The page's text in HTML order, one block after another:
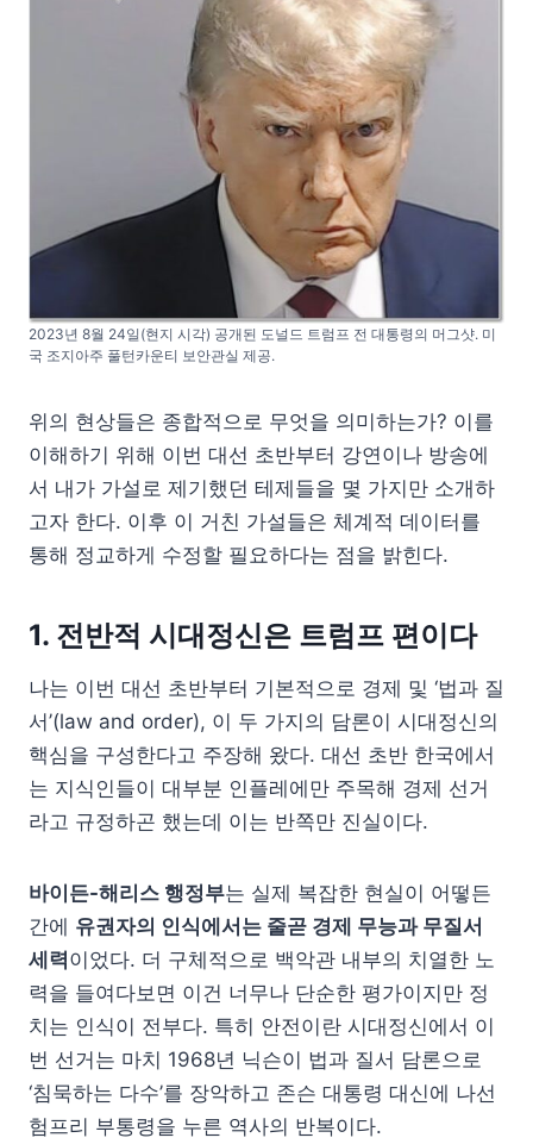
2023년 8월 24일(현지 시각) 공개된 도널드 트럼프 전 대통령의 머그샷. 미
국 조지아주 풀턴카운티 보안관실 제공.
위의 현상들은 종합적으로 무엇을 의미하는가? 이를
이해하기 위해 이번 대선 초반부터 강연이나 방송에
서 내가 가설로 제기했던 테제들을 몇 가지만 소개하
고자 한다. 이후 이 거친 가설들은 체계적 데이터를
통해 정교하게 수정할 필요하다는 점을 밝힌다.
1. 전반적 시대정신은 트럼프 편이다
나는 이번 대선 초반부터 기본적으로 경제 및 ‘법과 질
서’(law and order), 이 두 가지의 담론이 시대정신의
핵심을 구성한다고 주장해 왔다. 대선 초반 한국에서
는 지식인들이 대부분 인플레에만 주목해 경제 선거
라고 규정하곤 했는데 이는 반쪽만 진실이다.
바이든-해리스 행정부는 실제 복잡한 현실이 어떻든
간에 유권자의 인식에서는 줄곧 경제 무능과 무질서
세력이었다. 더 구체적으로 백악관 내부의 치열한 노
력을 들여다보면 이건 너무나 단순한 평가이지만 정
치는 인식이 전부다. 특히 안전이란 시대정신에서 이
번 선거는 마치 1968년 닉슨이 법과 질서 담론으로
‘침묵하는 다수’를 장악하고 존슨 대통령 대신에 나선
험프리 부통령을 누른 역사의 반복이다.